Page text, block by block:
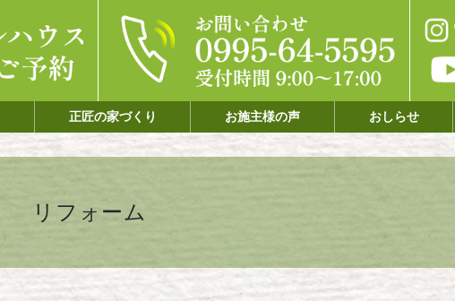
正匠の家づくり お施主様の声 おしらせ
リフォーム